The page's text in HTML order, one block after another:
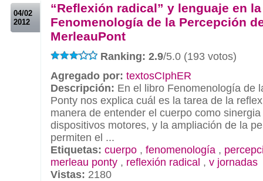
04/02
2012
“Reflexión radical” y lenguaje en la
Fenomenología de la Percepción
MerleauPont
Ranking: 2.9/5.0 (193 votos)
Agregado por: textosCIphER
Descripción: En el libro Fenomenología de
Ponty nos explica cuál es la tarea de la
manera de entender el cuerpo como
dispositivos motores, y la ampliación de la
permiten el ...
Etiquetas: cuerpo , fenomenología ,
merleau ponty , reflexión radical , v jornadas
Vistas: 2180